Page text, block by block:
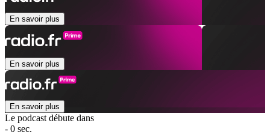
En savoir plus
En savoir plus
En savoir plus
Le podcast débute dans
- 0 sec.